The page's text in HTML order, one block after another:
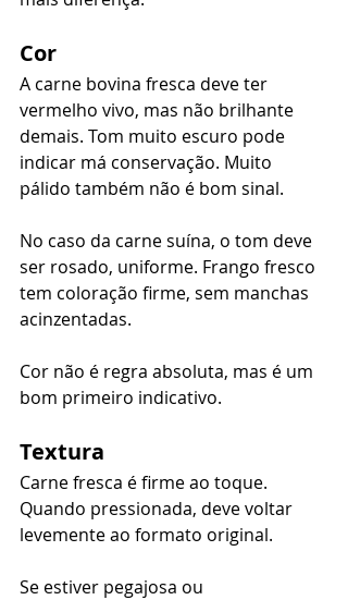
Cor
A carne bovina fresca deve ter
vermelho vivo, mas não brilhante
demais. Tom muito escuro pode
indicar má conservação. Muito
pálido também não é bom sinal.
No caso da carne suína, o tom deve
ser rosado, uniforme. Frango fresco
tem coloração firme, sem manchas
acinzentadas.
Cor não é regra absoluta, mas é um
bom primeiro indicativo.
Textura
Carne fresca é firme ao toque.
Quando pressionada, deve voltar
levemente ao formato original.
Se estiver pegajosa ou